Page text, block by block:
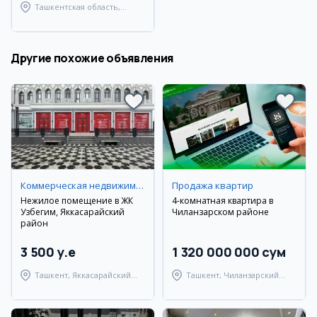
Ташкентская область,
Другие похожие объявления
Коммерческая недвижимость
Нежилое помещение в ЖК
Узбегим, Яккасарайский
район
3 500 y.e
Ташкент, Яккасарайский
Продажа квартир
4-комнатная квартира в
Чиланзарском районе
1 320 000 000 сум
Ташкент, Чиланзарский